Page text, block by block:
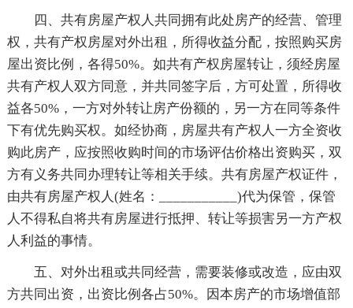
四、共有房屋产权人共同拥有此处房产的经营、管理
权，共有产权房屋对外出租，所得收益分配，按照购买房
屋出资比例，各得50%。如共有产权房屋转让，须经房屋
共有产权人双方同意，并共同签字后，方可处置，所得收
益各50%，一方对外转让房产份额的，另一方在同等条件
下有优先购买权。如经协商，房屋共有产权人一方全资收
购此房产，应按照收购时间的市场评估价格出资购买，双
方有义务共同办理转让等相关手续。共有房屋产权证件，
由共有房屋产权人(姓名：___________)代为保管，保管
人不得私自将共有房屋进行抵押、转让等损害另一方产权
人利益的事情。
五、对外出租或共同经营，需要装修或改造，应由双
方共同出资，出资比例各占50%。因本房产的市场增值部